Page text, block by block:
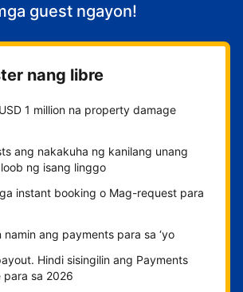
guest ngayon!
nang libre
1 million na property damage
ang nakakuha ng kanilang unang
ng isang linggo
instant booking o Mag-request para
namin ang payments para sa ‘yo
Hindi sisingilin ang Payments
para sa 2026